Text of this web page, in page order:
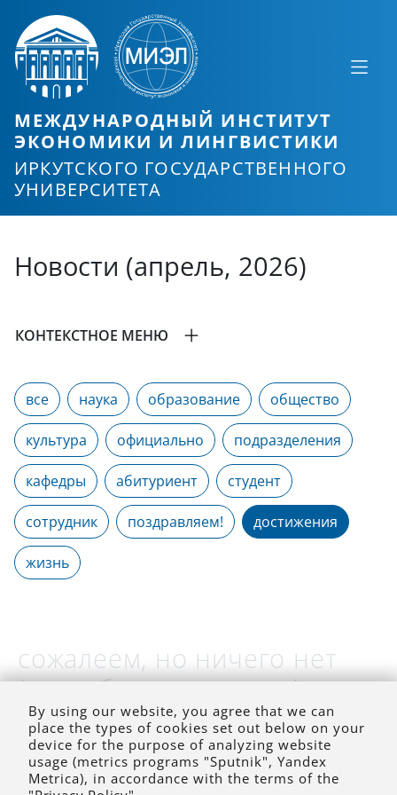
МЕЖДУНАРОДНЫЙ ИНСТИТУТ
ЭКОНОМИКИ И ЛИНГВИСТИКИ
ИРКУТСКОГО ГОСУДАРСТВЕННОГО
УНИВЕРСИТЕТА
Новости (апрель, 2026)
КОНТЕКСТНОЕ МЕНЮ
все наука образование общество
культура официально подразделения
кафедры абитуриент студент
сотрудник поздравляем! достижения
жизнь
сожалеем, но ничего нет
(на выбранное время)
By using our website, you agree that we can
place the types of cookies set out below on your
device for the purpose of analyzing website
usage (metrics programs "Sputnik", Yandex
Metrica), in accordance with the terms of the